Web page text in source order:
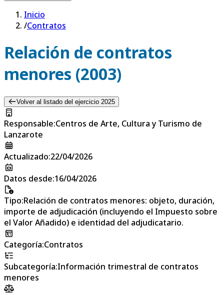
Inicio
/Contratos
Relación de contratos
menores (2003)
Volver al listado del ejercicio 2025
Responsable:Centros de Arte, Cultura y Turismo de
Lanzarote
Actualizado:22/04/2026
Datos desde:16/04/2026
Tipo:Relación de contratos menores: objeto, duración,
importe de adjudicación (incluyendo el Impuesto sobre
el Valor Añadido) e identidad del adjudicatario.
Categoría:Contratos
Subcategoría:Información trimestral de contratos
menores